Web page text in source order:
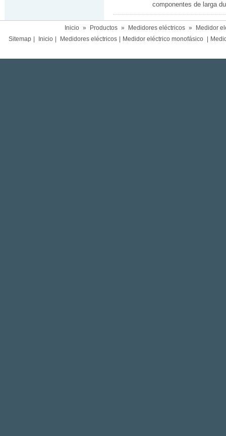
componentes de larga
Inicio » Productos » Medidores eléctricos »
Medidor
Sitemap
Inicio Medidores eléctricos Medidor eléctrico monofásico